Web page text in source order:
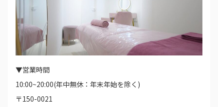
▼営業時間
10:00~20:00(年中無休：年末年始を除く)
〒150-0021